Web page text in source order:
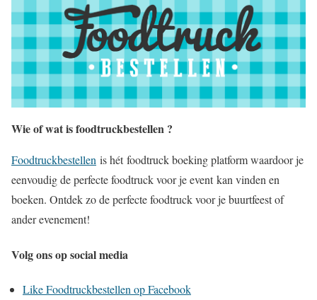
Wie of wat is foodtruckbestellen ?
Foodtruckbestellen is hét foodtruck boeking platform waardoor je
eenvoudig de perfecte foodtruck voor je event kan vinden en
boeken. Ontdek zo de perfecte foodtruck voor je buurtfeest of
ander evenement!
Volg ons op social media
Like Foodtruckbestellen op Facebook